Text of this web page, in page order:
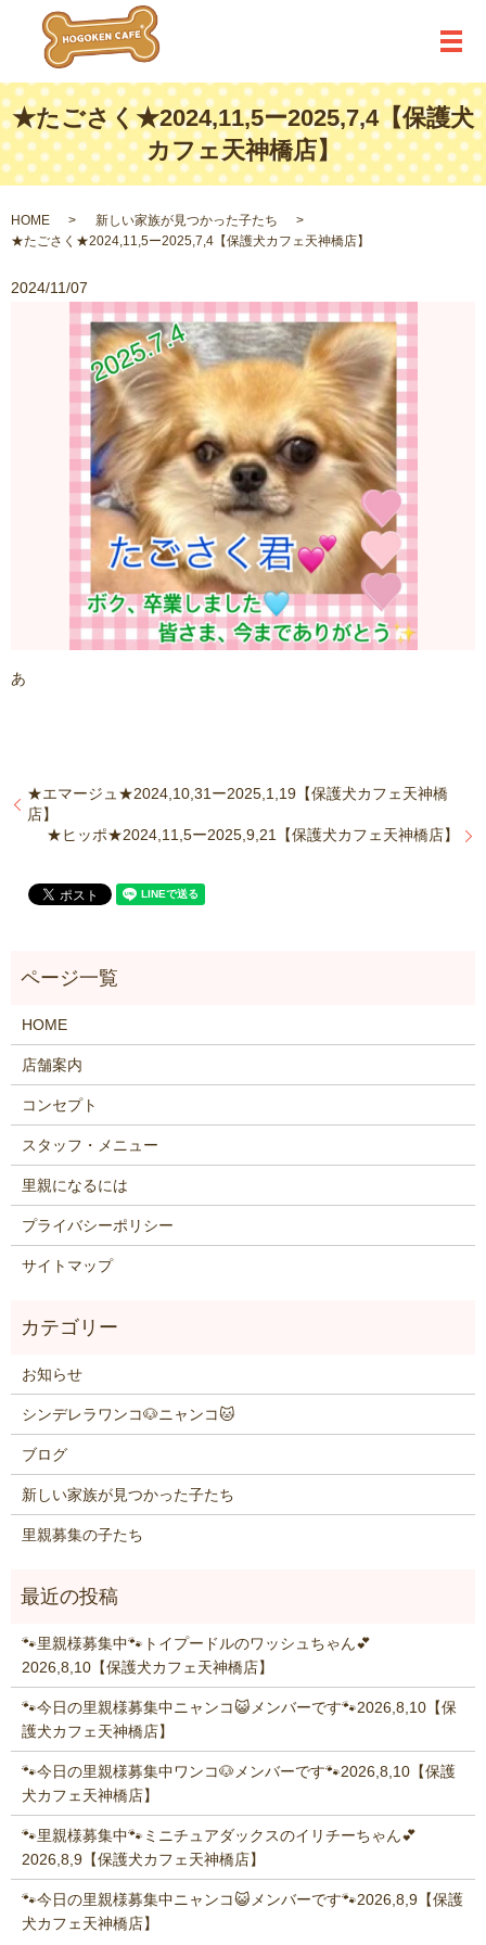
メ
★たごさく★2024,11,5ー2025,7,4【保護犬
カフェ天神橋店】
HOME
新しい家族が見つかった子たち
★たごさく★2024,11,5ー2025,7,4【保護犬カフェ天神橋店】
2024/11/07
あ
★エマージュ★2024,10,31ー2025,1,19【保護犬カフェ天神橋
店】
★ヒッポ★2024,11,5ー2025,9,21【保護犬カフェ天神橋店】
HOME
店舗案内
コンセプト
スタッフ・メニュー
里親になるには
プライバシーポリシー
サイトマップ
お知らせ
シンデレラワンコ🐶ニャンコ🐱
ブログ
新しい家族が見つかった子たち
里親募集の子たち
🐾里親様募集中🐾トイプードルのワッシュちゃん💕
2026,8,10【保護犬カフェ天神橋店】
🐾今日の里親様募集中ニャンコ😺メンバーです🐾2026,8,10【保
護犬カフェ天神橋店】
🐾今日の里親様募集中ワンコ🐶メンバーです🐾2026,8,10【保護
犬カフェ天神橋店】
🐾里親様募集中🐾ミニチュアダックスのイリチーちゃん💕
2026,8,9【保護犬カフェ天神橋店】
🐾今日の里親様募集中ニャンコ😺メンバーです🐾2026,8,9【保護
犬カフェ天神橋店】